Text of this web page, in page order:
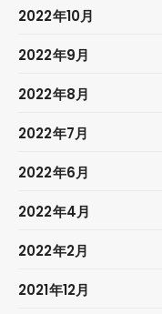
2022年10月
2022年9月
2022年8月
2022年7月
2022年6月
2022年4月
2022年2月
2021年12月